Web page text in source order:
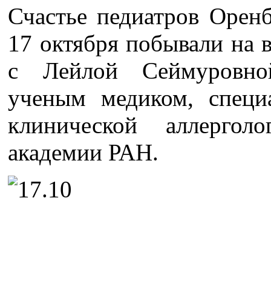
Счастье педиатров
17 октября побывали на
с Лейлой
ученым медиком,
клинической
академии РАН.